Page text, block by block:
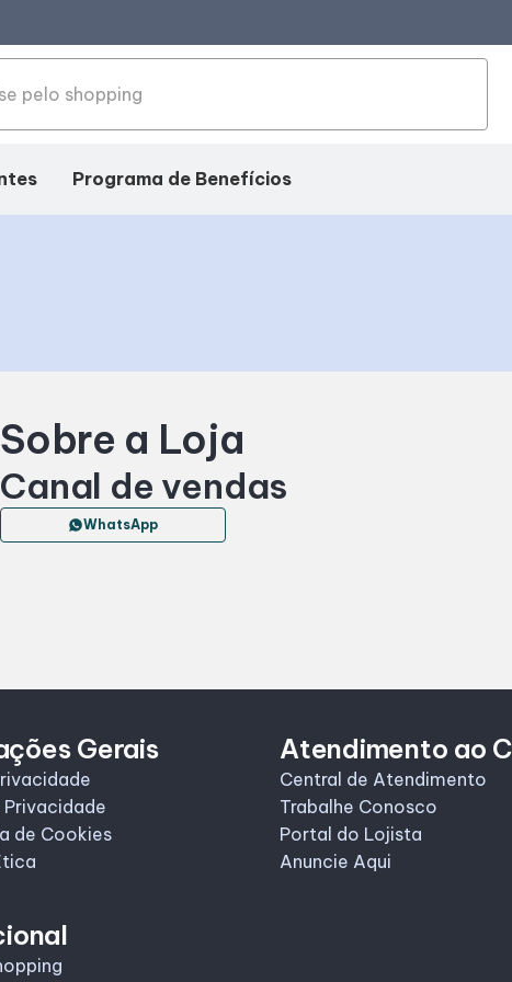
Programa de Benefícios
Sobre a Loja
Canal de vendas
WhatsApp
Gerais
de Cookies
Atendimento ao
Central de Atendimento
Trabalhe Conosco
Portal do Lojista
Anuncie Aqui